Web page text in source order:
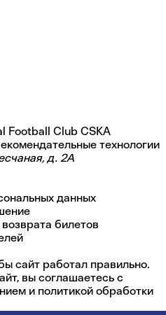
Football Club CSKA
технологии
д. 2А
данных
билетов
сайт работал правильно.
вы соглашаетесь с
и политикой обработки